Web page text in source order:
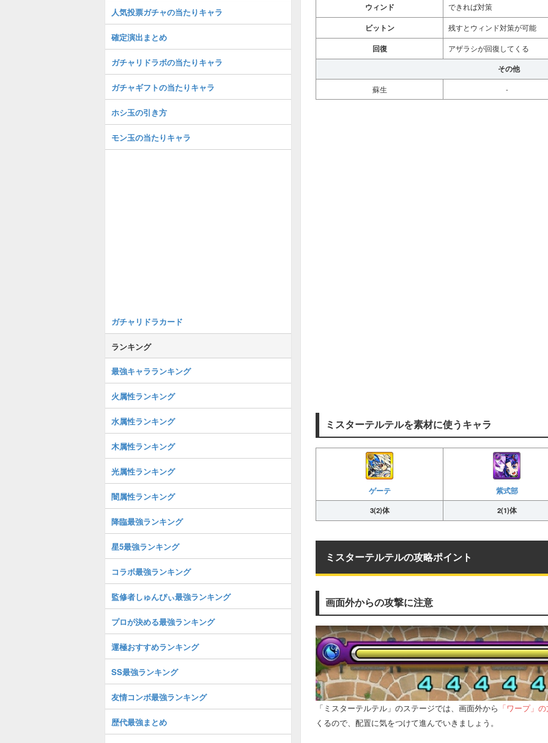
ウィンド できれば対策
ビットン 残すとウィンド対策が可能
回復 アザラシが回復してくる
その他
蘇生 -
ミスターテルテルを素材に使うキャラ
ゲーテ 紫式部
3(2)体 2(1)体
ミスターテルテルの攻略ポイント
画面外からの攻撃に注意
「ミスターテルテル」のステージでは、画面外から 「ワープ」
くるので、配置に気をつけて進んでいきましょう。
人気投票ガチャの当たりキャラ
確定演出まとめ
ガチャリドラボの当たりキャラ
ガチャギフトの当たりキャラ
ホシ玉の引き方
モン玉の当たりキャラ
ガチャリドラカード
ランキング
最強キャラランキング
火属性ランキング
水属性ランキング
木属性ランキング
光属性ランキング
闇属性ランキング
降臨最強ランキング
星5最強ランキング
コラボ最強ランキング
監修者しゅんぴぃ最強ランキング
プロが決める最強ランキング
運極おすすめランキング
SS最強ランキング
友情コンボ最強ランキング
歴代最強まとめ